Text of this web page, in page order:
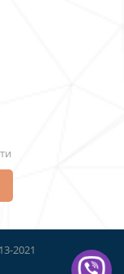
2021